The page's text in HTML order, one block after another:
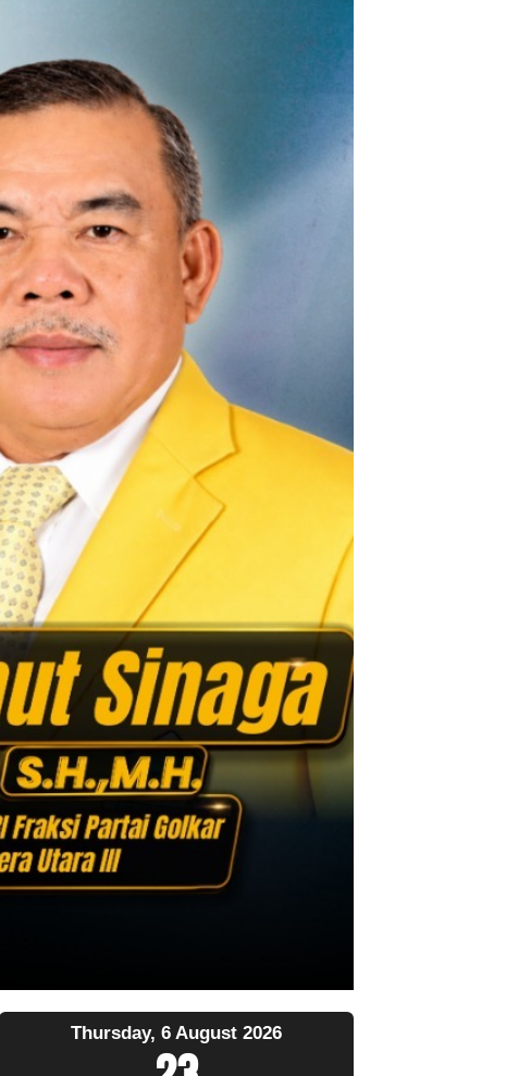
Thursday, 6 August 2026